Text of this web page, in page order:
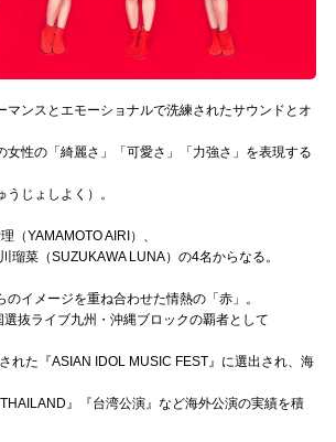
マンスとエモーショナルで洗練されたサウンドとオ
女性の「綺麗さ」「可愛さ」「力強さ」を表現する
じょしよく）。
（YAMAMOTO AIRI）、
瑠菜（SUZUKAWA LUNA）の4名からなる。
のイメージを重ね合わせた情熱の「赤」。
抜ライブ九州・沖縄ブロックの覇者として
れた『ASIAN IDOL MUSIC FEST』に選出され、海
』『台湾公演』など海外公演の実績を積